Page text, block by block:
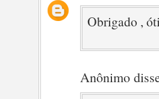
Obrigado ,
Anônimo